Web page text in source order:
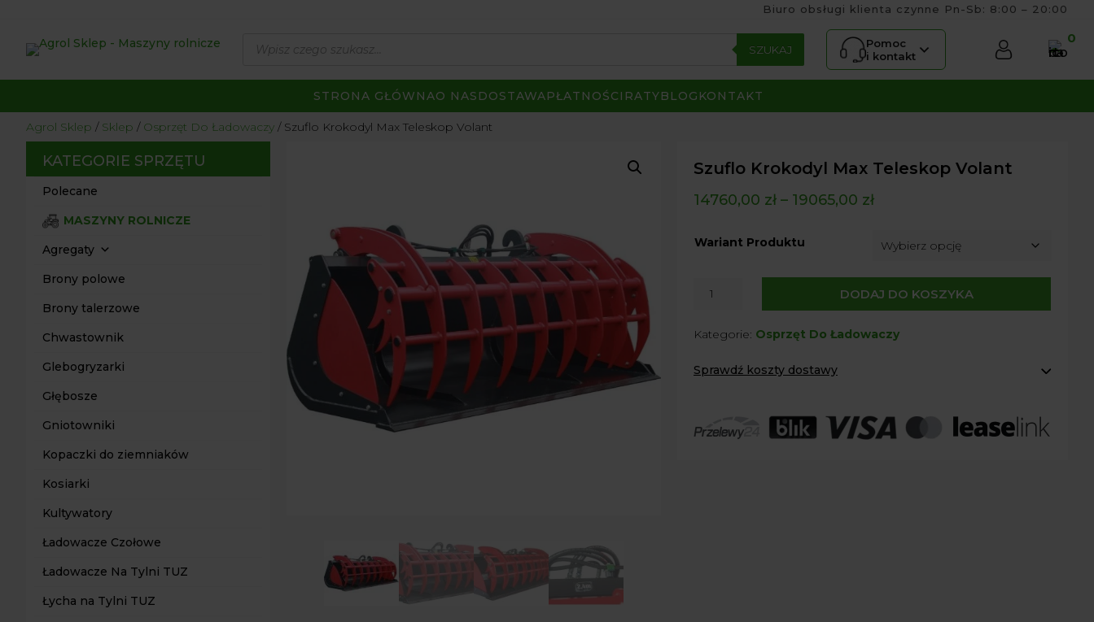
Biuro obsługi klienta czynne Pn-Sb: 8:00 – 20:00
produktów SZUKAJ
Pomoc
i kontakt
0
STRONA GŁÓWNAO NAS DOSTAWAPŁATNOŚCI RATYBLOG KONTAKT
Agrol Sklep Sklep Osprzęt Do Ładowaczy Szuflo Krokodyl Max Teleskop Volant
KATEGORIE SPRZĘTU
Polecane
MASZYNY ROLNICZE
Agregaty
Brony polowe
Brony talerzowe
Chwastownik
Glebogryzarki
Głębosze
Gniotowniki
Kopaczki do ziemniaków
Kosiarki
Kultywatory
Ładowacze Czołowe
Ładowacze Na Tylni TUZ
Łycha na Tylni TUZ
Szuflo Krokodyl Max Teleskop Volant
14760,00 zł – 19065,00 zł
Wariant Produktu
Max
Volant
DODAJ DO KOSZYKA
Kategorie: Osprzęt Do Ładowaczy
Sprawdź koszty dostawy
Agrol transport: 200 zł
Agrol transport gabaryty:ustalane indywidualnie